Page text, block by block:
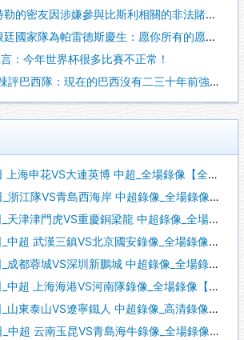
的密友因涉嫌參與比斯利相關的非法賭博案件被
國家隊為帕雷德斯慶生：愿你所有的愿望都能實
：今年世界杯很多比賽不正常！
西隊：現在的巴西沒有二三十年前強了！
申花VS大連英博 中超_全場錄像【全場回放】
隊VS青島西海岸 中超錄像_全場錄像【視頻集錦】
門虎VS重慶銅梁龍 中超錄像_全場錄像【視頻集錦】
武漢三鎮VS北京國安錄像_全場錄像【高清回放】
城VS深圳新鵬城 中超錄像_全場錄像【視頻集錦】
上海海港VS河南隊錄像_全場錄像【全場回放】
泰山VS遼寧鐵人 中超錄像_高清錄像【全場回放】
云南玉昆VS青島海牛錄像_全場錄像【高清回放】